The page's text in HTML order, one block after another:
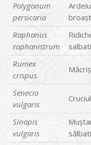
Polygonum
persicaria
Raphanus
raphanistrum
Rumex
crispus
Măcriş
Senecio
vulgaris
Sinapis
vulgaris